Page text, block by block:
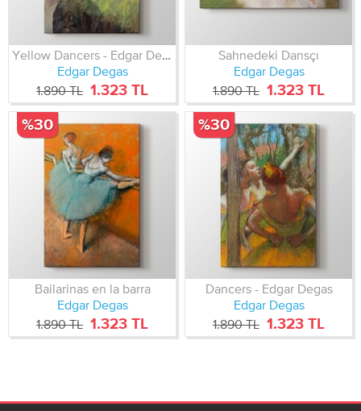
Yellow Dancers - Edgar Degas
Edgar Degas
1.890 TL 1.323 TL
Sahnedeki Dansçı
Edgar Degas
1.890 TL 1.323 TL
Bailarinas en la barra
Edgar Degas
1.890 TL 1.323 TL
%30
Dancers - Edgar Degas
Edgar Degas
1.890 TL 1.323 TL
%30